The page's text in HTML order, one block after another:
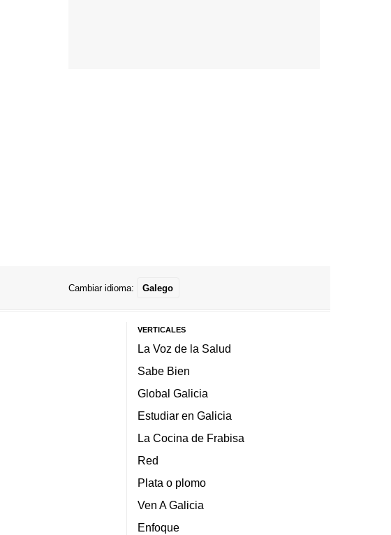
Cambiar idioma: Galego
VERTICALES
La Voz de la Salud
Sabe Bien
Global Galicia
Estudiar en Galicia
La Cocina de Frabisa
Red
Plata o plomo
Ven A Galicia
Enfoque